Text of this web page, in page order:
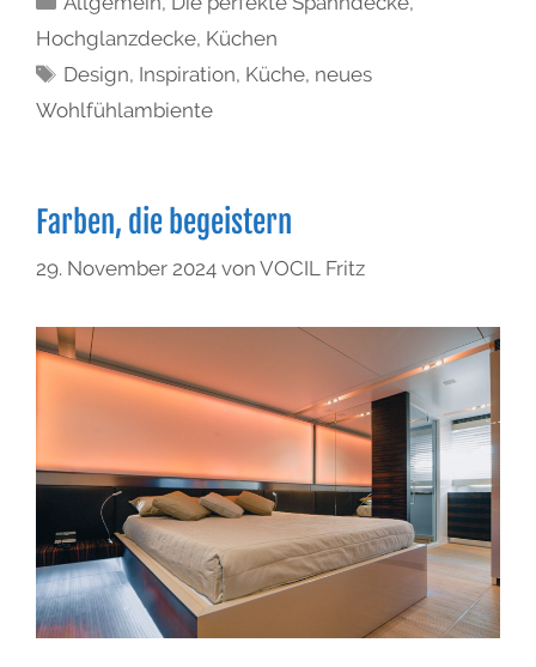
Hochglanzdecke, Küchen
Design, Inspiration, Küche, neues
Wohlfühlambiente
Farben, die begeistern
29. November 2024 von VOCIL Fritz